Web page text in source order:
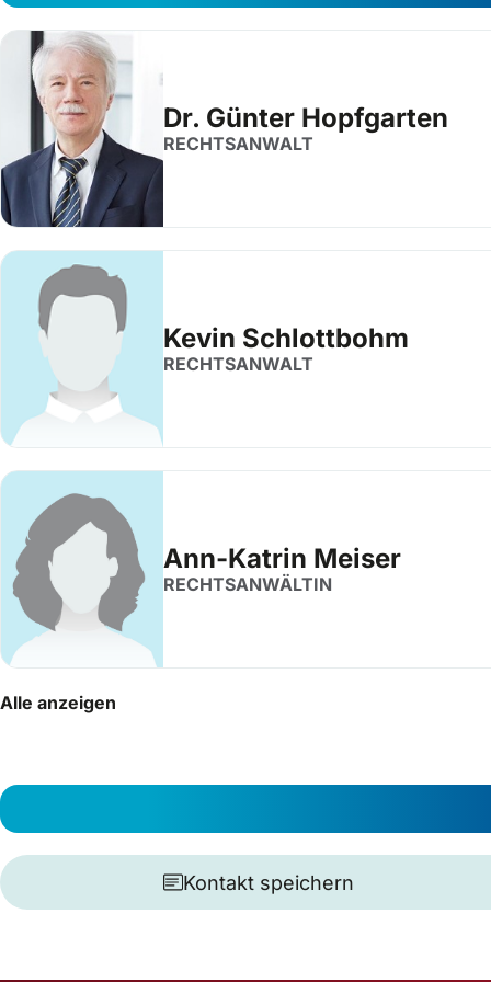
Dr. Günter Hopfgarten
RECHTSANWALT
Kevin Schlottbohm
RECHTSANWALT
Ann-Katrin Meiser
RECHTSANWÄLTIN
Alle anzeigen
Kontakt speichern